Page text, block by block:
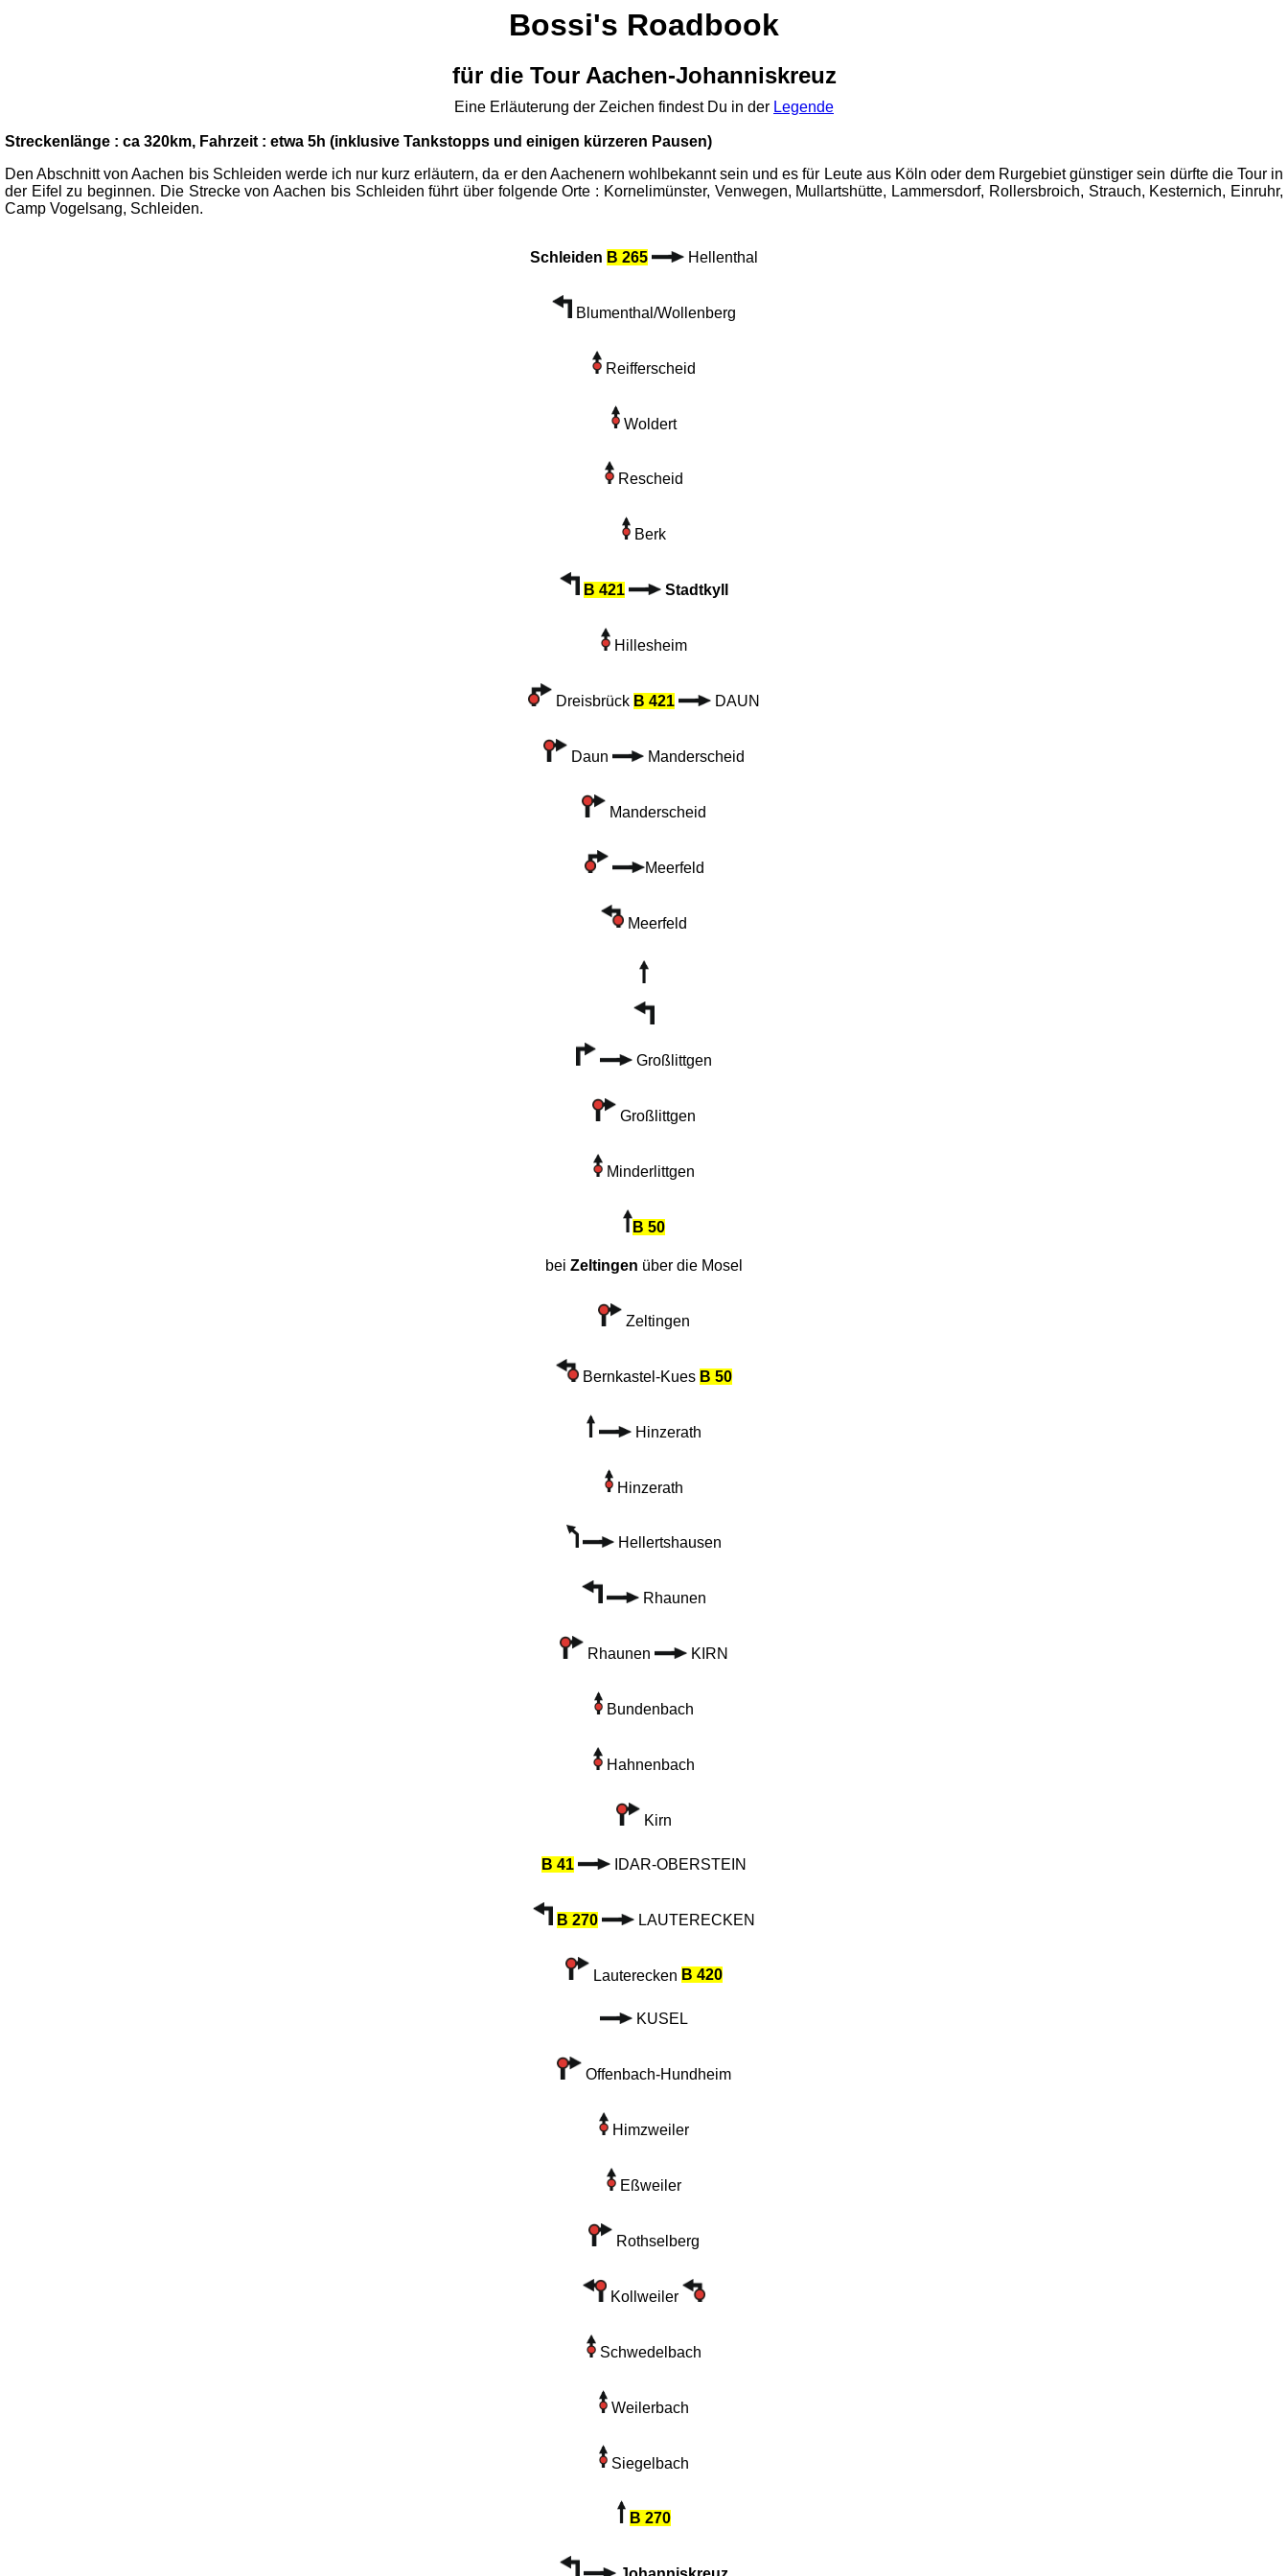
Bossi's Roadbook
für die Tour Aachen-Johanniskreuz
Eine Erläuterung der Zeichen findest Du in der Legende
Streckenlänge : ca 320km, Fahrzeit : etwa 5h (inklusive Tankstopps und einigen kürzeren Pausen)
Den Abschnitt von Aachen bis Schleiden werde ich nur kurz erläutern, da er den Aachenern wohlbekannt sein und es für Leute aus Köln oder dem Rurgebiet günstiger sein dürfte die Tour in
der Eifel zu beginnen. Die Strecke von Aachen bis Schleiden führt über folgende Orte : Kornelimünster, Venwegen, Mullartshütte, Lammersdorf, Rollersbroich, Strauch, Kesternich, Einruhr,
Camp Vogelsang, Schleiden.
Schleiden B 265 Hellenthal
Blumenthal/Wollenberg
Reifferscheid
Woldert
Rescheid
Berk
B 421 Stadtkyll
Hillesheim
Dreisbrück B 421 DAUN
Daun Manderscheid
Manderscheid
Meerfeld
Meerfeld
Großlittgen
Großlittgen
Minderlittgen
B 50
bei Zeltingen über die Mosel
Zeltingen
Bernkastel-Kues B 50
Hinzerath
Hinzerath
Hellertshausen
Rhaunen
Rhaunen KIRN
Bundenbach
Hahnenbach
Kirn
B 41 IDAR-OBERSTEIN
B 270 LAUTERECKEN
Lauterecken B 420
KUSEL
Offenbach-Hundheim
Himzweiler
Eßweiler
Rothselberg
Kollweiler
Schwedelbach
Weilerbach
Siegelbach
B 270